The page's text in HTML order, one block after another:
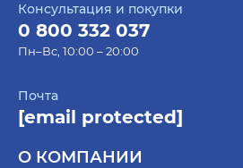
Консультация и покупки
0 800 332 037
Пн–Вс, 10:00 – 20:00
Почта
[email protected]
О КОМПАНИИ